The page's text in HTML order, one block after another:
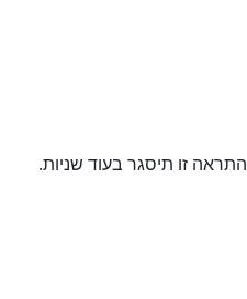
זו תיסגר בעודשניות.